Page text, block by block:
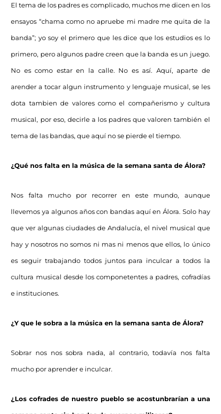
El tema de los padres es complicado, muchos me dicen en los
ensayos “chama como no apruebe mi madre me quita de la
banda”; yo soy el primero que les dice que los estudios es lo
primero, pero algunos padre creen que la banda es un juego.
No es como estar en la calle. No es así. Aquí, aparte de
arender a tocar algun instrumento y lenguaje musical, se les
dota tambien de valores como el compañerismo y cultura
musical, por eso, decirle a los padres que valoren también el
tema de las bandas, que aquí no se pierde el tiempo.
¿Qué nos falta en la música de la semana santa de Álora?
Nos falta mucho por recorrer en este mundo, aunque
llevemos ya algunos años con bandas aquí en Álora. Solo hay
que ver algunas ciudades de Andalucía, el nivel musical que
hay y nosotros no somos ni mas ni menos que ellos, lo único
es seguir trabajando todos juntos para inculcar a todos la
cultura musical desde los componetentes a padres, cofradías
e instituciones.
¿Y que le sobra a la música en la semana santa de Álora?
Sobrar nos nos sobra nada, al contrario, todavía nos falta
mucho por aprender e inculcar.
¿Los cofrades de nuestro pueblo se acostunbrarían a una